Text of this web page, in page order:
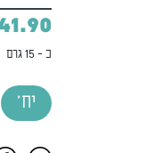
כ - 15 גרם
יח'